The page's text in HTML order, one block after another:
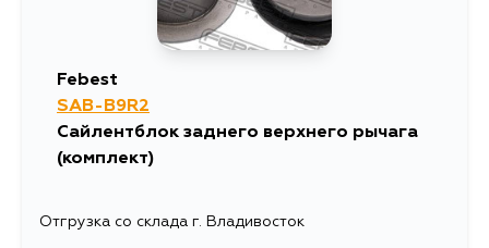
Febest
SAB-B9R2
Сайлентблок заднего верхнего рычага
(комплект)
Отгрузка со склада г. Владивосток